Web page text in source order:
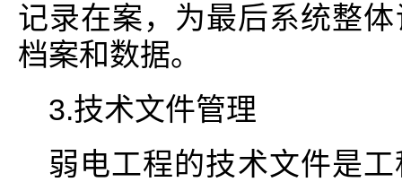
记录在案，为最后系统整
档案和数据。
3.技术文件管理
弱电工程的技术文件是